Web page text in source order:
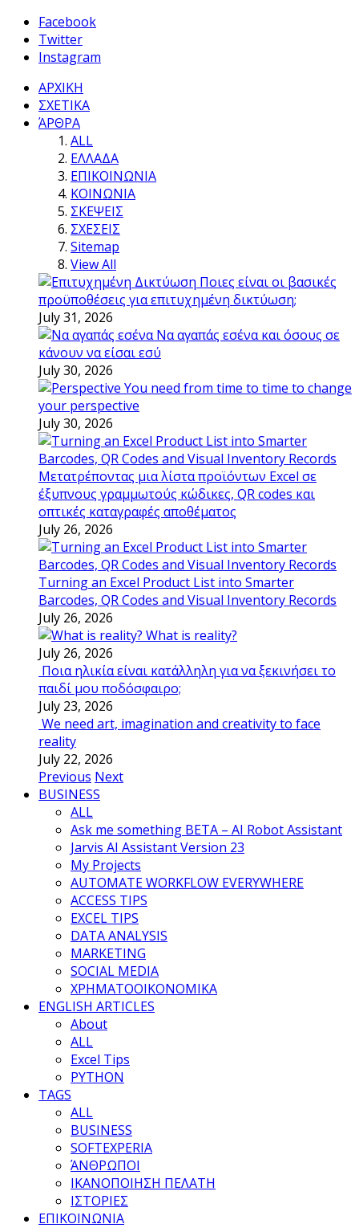
Facebook
Twitter
Instagram
ΑΡΧΙΚΗ
ΣΧΕΤΙΚΑ
ΆΡΘΡΑ
ALL
ΕΛΛΑΔΑ
ΕΠΙΚΟΙΝΩΝΙΑ
ΚΟΙΝΩΝΙΑ
ΣΚΕΨΕΙΣ
ΣΧΕΣΕΙΣ
Sitemap
View All
Ποιες είναι οι βασικές
προϋποθέσεις για επιτυχημένη δικτύωση;
July 31, 2026
Να αγαπάς εσένα και όσους σε
κάνουν να είσαι εσύ
July 30, 2026
You need from time to time to change
your perspective
July 30, 2026
Μετατρέποντας μια λίστα προϊόντων Excel σε
έξυπνους γραμμωτούς κώδικες, QR codes και
οπτικές καταγραφές αποθέματος
July 26, 2026
Turning an Excel Product List into Smarter
Barcodes, QR Codes and Visual Inventory Records
July 26, 2026
What is reality?
July 26, 2026
Ποια ηλικία είναι κατάλληλη για να ξεκινήσει το
παιδί μου ποδόσφαιρο;
July 23, 2026
We need art, imagination and creativity to face
reality
July 22, 2026
Previous Next
BUSINESS
ALL
Ask me something BETA – AI Robot Assistant
Jarvis AI Assistant Version 23
My Projects
AUTOMATE WORKFLOW EVERYWHERE
ACCESS TIPS
EXCEL TIPS
DATA ANALYSIS
MARKETING
SOCIAL MEDIA
ΧΡΗΜΑΤΟΟΙΚΟΝΟΜΙΚΑ
ENGLISH ARTICLES
About
ALL
Excel Tips
PYTHON
TAGS
ALL
BUSINESS
SOFTEXPERIA
ΆΝΘΡΩΠΟΙ
ΙΚΑΝΟΠΟΙΗΣΗ ΠΕΛΑΤΗ
ΙΣΤΟΡΙΕΣ
ΕΠΙΚΟΙΝΩΝΙΑ